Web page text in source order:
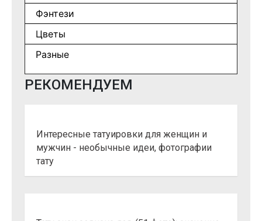
Фэнтези
Цветы
Разные
РЕКОМЕНДУЕМ
Интересные татуировки для женщин и
мужчин - необычные идеи, фотографии
тату